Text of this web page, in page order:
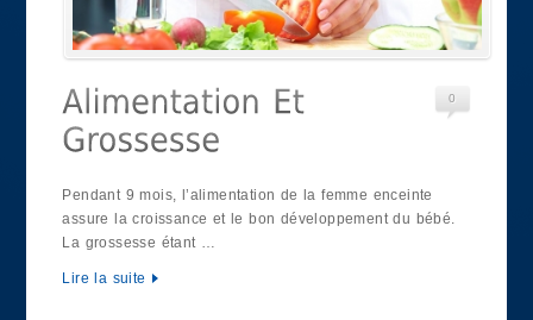
0
Pendant 9 mois, l’alimentation de la femme enceinte
assure la croissance et le bon développement du bébé.
La grossesse étant …
Lire la suite